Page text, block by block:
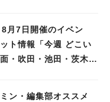
8月7日開催のイベン
ト情報「今週 どこい
・吹田・池田・茨木・
ン・編集部オススメ